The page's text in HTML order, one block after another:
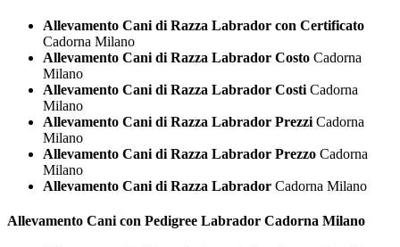
Allevamento Cani di Razza Labrador con Certificato
Cadorna Milano
Allevamento Cani di Razza Labrador Costo Cadorna
Milano
Allevamento Cani di Razza Labrador Costi Cadorna
Milano
Allevamento Cani di Razza Labrador Prezzi Cadorna
Milano
Allevamento Cani di Razza Labrador Prezzo Cadorna
Milano
Allevamento Cani di Razza Labrador Cadorna Milano
Allevamento Cani con Pedigree Labrador Cadorna Milano